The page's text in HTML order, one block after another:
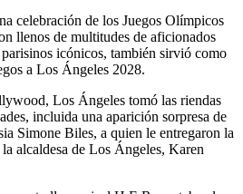
celebración de los Juegos Olímpicos
llenos de multitudes de aficionados
icónicos, también sirvió como
a Los Ángeles 2028.
Los Ángeles tomó las riendas
incluida una aparición sorpresa de
Simone Biles, a quien le entregaron la
alcaldesa de Los Ángeles, Karen